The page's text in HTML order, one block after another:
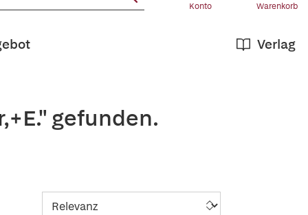
Konto Warenkorb
Verlag
gefunden.